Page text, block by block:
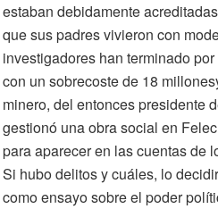
estaban debidamente
que sus padres vivieron con
investigadores han terminado
con un sobrecoste de 18 millones
minero, del entonces presidente
gestionó una obra social en
para aparecer en las cuentas de
Si hubo delitos y cuáles, lo
como ensayo sobre el poder